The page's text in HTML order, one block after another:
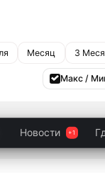
Месяц 3
Макс /
Новости